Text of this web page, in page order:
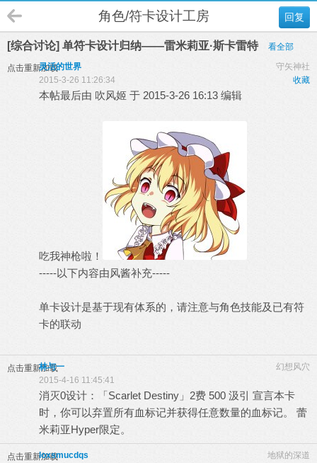
回复
角色/符卡设计工房
[综合讨论] 单符卡设计归纳——雷米莉亚·斯卡雷特 看全部
点击重新加载 守矢神社
灵活的世界
收藏
2015-3-26 11:26:34
本帖最后由 吹风姬 于 2015-3-26 16:13 编辑
吃我神枪啦！
-----以下内容由风酱补充-----
单卡设计是基于现有体系的，请注意与角色技能及已有符
卡的联动
点击重新加载 幻想风穴
林与一
2015-4-16 11:45:41
消灭0设计：「Scarlet Destiny」2费 500 汲引 宣言本卡
时，你可以弃置所有血标记并获得任意数量的血标记。 蕾
米莉亚Hyper限定。
点击重新加载 地狱的深道
loxsmucdqs